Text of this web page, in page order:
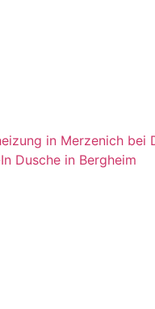
in Merzenich bei
Dusche in Bergheim